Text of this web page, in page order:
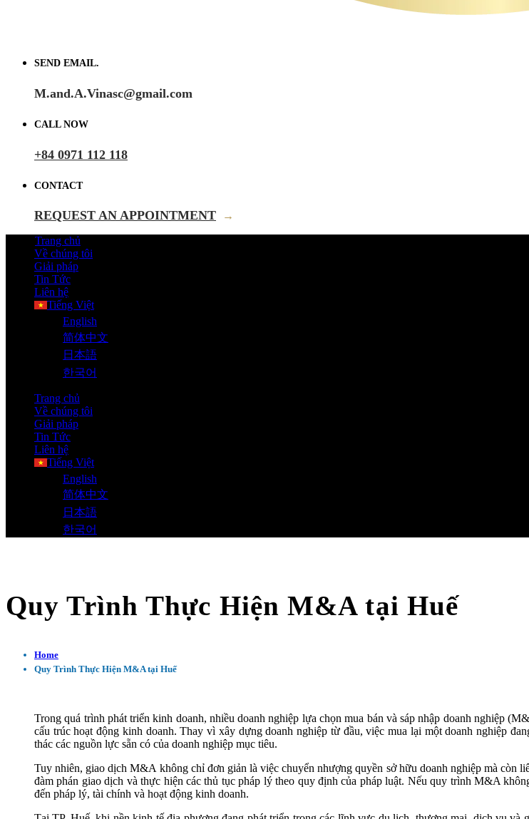
SEND EMAIL.
M.and.A.Vinasc@gmail.com
CALL NOW
+84 0971 112 118
CONTACT
REQUEST AN APPOINTMENT →
Trang chủ
Về chúng tôi
Giải pháp
Tin Tức
Liên hệ
Tiếng Việt
English
简体中文
日本語
한국어
Trang chủ
Về chúng tôi
Giải pháp
Tin Tức
Liên hệ
Tiếng Việt
English
简体中文
日本語
한국어
Quy Trình Thực Hiện M&A tại Huế
Home
Quy Trình Thực Hiện M&A tại Huế
Trong quá trình phát triển kinh doanh, nhiều doanh nghiệp lựa chọn mua bán và sáp nhập doanh nghiệp
cấu trúc hoạt động kinh doanh. Thay vì xây dựng doanh nghiệp từ đầu, việc mua lại một doanh nghiệp
thác các nguồn lực sẵn có của doanh nghiệp mục tiêu.
Tuy nhiên, giao dịch M&A không chỉ đơn giản là việc chuyển nhượng quyền sở hữu doanh nghiệp mà còn
đàm phán giao dịch và thực hiện các thủ tục pháp lý theo quy định của pháp luật. Nếu quy trình M&A
đến pháp lý, tài chính và hoạt động kinh doanh.